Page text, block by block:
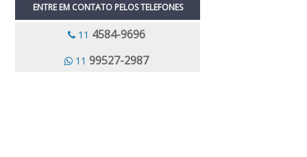
USINAGEM DE PEÇAS GRANDES
USINAGEM DE PEÇAS INDUSTRIAIS
USINAGEM DE ROTORES
ENTRE EM CONTATO PELOS TELEFONES
11 4584-9696
11 99527-2987